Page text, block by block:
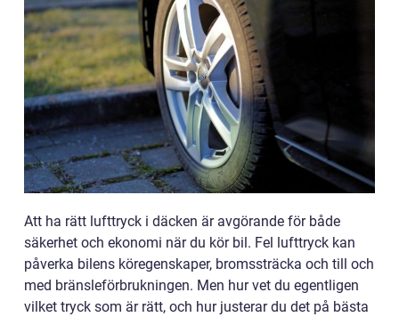
Att ha rätt lufttryck i däcken är avgörande för både
säkerhet och ekonomi när du kör bil. Fel lufttryck kan
påverka bilens köregenskaper, bromssträcka och till och
med bränsleförbrukningen. Men hur vet du egentligen
vilket tryck som är rätt, och hur justerar du det på bästa